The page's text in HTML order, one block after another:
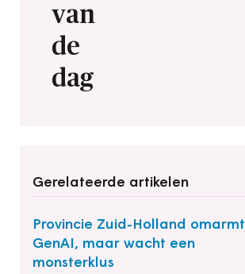
van
de
dag
Gerelateerde artikelen
Provincie Zuid-Holland omarmt
GenAI, maar wacht een
monsterklus